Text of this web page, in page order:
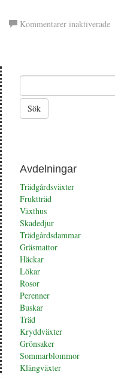
Kommentarer inaktiveradeför
Avdelningar
Trädgårdsväxter
Fruktträd
Växthus
Skadedjur
Trädgårdsdammar
Gräsmattor
Häckar
Lökar
Rosor
Perenner
Buskar
Träd
Kryddväxter
Grönsaker
Sommarblommor
Klängväxter